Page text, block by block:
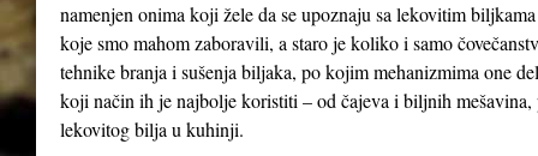
namenjen onima koji žele da se upoznaju sa lekovitim
koje smo mahom zaboravili, a staro je koliko i samo
tehnike branja i sušenja biljaka, po kojim mehanizmima one
koji način ih je najbolje koristiti – od čajeva i biljnih mešavina,
lekovitog bilja u kuhinji.